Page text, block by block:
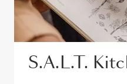
S.A.L.T.